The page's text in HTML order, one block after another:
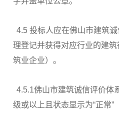
4.5 投标人应在佛山市建筑
理登记并获得对应行业的建
筑业企业）。
4.5.1佛山市建筑诚信评价体
级或以上且状态显示为“正常